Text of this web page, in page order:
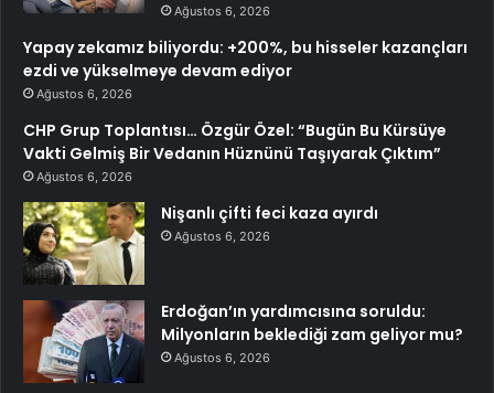
Ağustos 6, 2026
Yapay zekamız biliyordu: +200%, bu hisseler kazançları
ezdi ve yükselmeye devam ediyor
Ağustos 6, 2026
CHP Grup Toplantısı… Özgür Özel: “Bugün Bu Kürsüye
Vakti Gelmiş Bir Vedanın Hüznünü Taşıyarak Çıktım”
Ağustos 6, 2026
Nişanlı çifti feci kaza ayırdı
Ağustos 6, 2026
Erdoğan’ın yardımcısına soruldu:
Milyonların beklediği zam geliyor mu?
Ağustos 6, 2026